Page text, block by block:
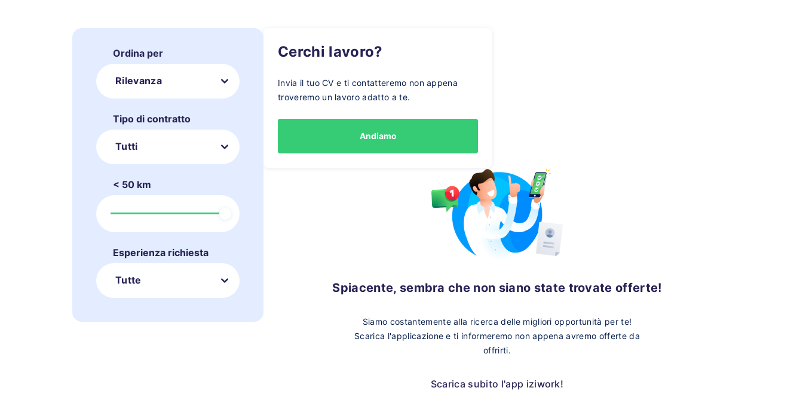
Ordina per
Rilevanza
Tipo di contratto
Tutti
< 50 km
Esperienza richiesta
Tutte
Cerchi lavoro?
Invia il tuo CV e ti contatteremo non appena
troveremo un lavoro adatto a te.
Andiamo
Spiacente, sembra che non siano state trovate offerte!
Siamo costantemente alla ricerca delle migliori opportunità per te!
Scarica l'applicazione e ti informeremo non appena avremo offerte da
offrirti.
Scarica subito l'app iziwork!